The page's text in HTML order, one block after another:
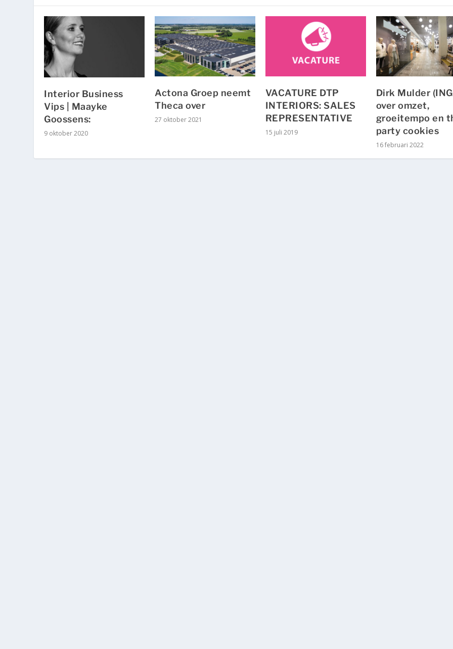
Interior Business
Vips | Maayke
Goossens:
9 oktober 2020
Actona Groep neemt
Theca over
27 oktober 2021
VACATURE DTP
INTERIORS: SALES
REPRESENTATIVE
15 juli 2019
Dirk Mulder
over omzet,
groeitempo en
party cookies
16 februari 2022